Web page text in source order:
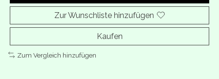
Zur Wunschliste hinzufügen
Kaufen
Zum Vergleich hinzufügen